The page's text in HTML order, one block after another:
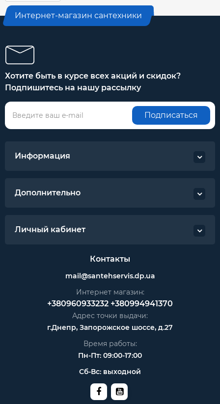
Интернет-магазин сантехники
Хотите быть в курсе всех акций и скидок?
Подпишитесь на нашу рассылку
Подписаться
Информация
Дополнительно
Личный кабинет
Контакты
mail@santehservis.dp.ua
Интернет магазин:
+380960933232 +380994941370
Адрес точки выдачи:
г.Днепр, Запорожское шоссе, д.27
Время работы:
Пн-Пт: 09:00-17:00
Сб-Вс: выходной